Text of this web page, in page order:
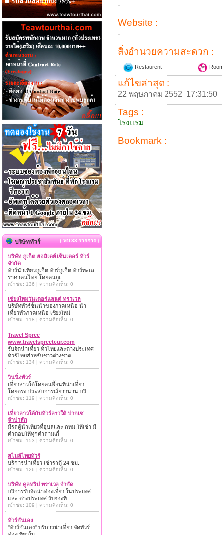
-
Website :
-
สิ่งอำนวยความสะดวก :
Restaurent
แก้ไขล่าสุด :
22 พฤษภาคม 2552 17:31:50
Tags :
โรงแรม
Bookmark :
บริษัททัวร์ { พบ 33 รายการ }
บริษัท ภูเก็ต ฮอลิเดย์ เซ็นเตอร์ ทัวร์
จำกัด
ทัวร์นำเที่ยวภูเก็ต ทัวร์ภูเก็ต ทัวร์ทะเล
ราคาคนไทย โดยคนภูเ
เข้าชม: 136 | ความคิดเห็น: 0
เชียงใหม่วันเดอร์แลนด์ ทราเวล
บริษัททัวร์ชั้นนำของภาคเหนือ นำ
เที่ยวทั่วภาคเหนือ เชียงใหม่
เข้าชม: 118 | ความคิดเห็น: 0
Travel Spree
www.travelspreetour.com
รับจัดนำเที่ยว ทั่วไทยและต่างประเทศ
ทัวร์ไทยสำหรับชาวต่างชาต
เข้าชม: 134 | ความคิดเห็น: 0
วินนิ่งทัวร์
เที่ยวลาวใต้โดยคนพื้อนที่นำเที่ยว
โดยตรง ประสบการณ์ยาวนาน บริ
เข้าชม: 119 | ความคิดเห็น: 0
เที่ยวลาวใต้กับทัวร์ลาวใต้ ปากเซ
จำปาสัก
มีรถตู้นำเที่ยวที่อุบลและ กทม.ให้เช่า มี
คำตอบให้ทุกคำถามเกี่
เข้าชม: 153 | ความคิดเห็น: 0
สไมล์ไทยทัวร์
บริการนำเที่ยว เช่ารถตู้ 24 ชม.
เข้าชม: 126 | ความคิดเห็น: 0
บริษัท คูลทริป ทราเวล จำกัด
บริการรับจัดนำท่องเที่ยว ในประเทศ
และ ต่างประเทศ รับจองที่
เข้าชม: 109 | ความคิดเห็น: 0
ทัวร์กันเอง
"ทัวร์กันเอง" บริการนำเที่ยว จัดทัวร์